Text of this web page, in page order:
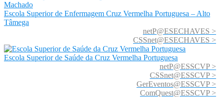
Escola Superior de Enfermagem Cruz Vermelha Portuguesa – Alto
Tâmega
netP@ESECHAVES >
CSSnet@ESECHAVES >
Escola Superior de Saúde da Cruz Vermelha Portuguesa
netP@ESSCVP >
CSSnet@ESSCVP >
GerEventos@ESSCVP >
ComQuest@ESSCVP >